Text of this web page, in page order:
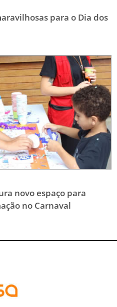
para o Dia dos
novo espaço para
no Carnaval